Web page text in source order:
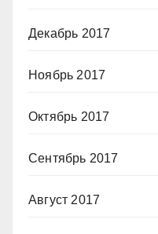
Декабрь 2017
Ноябрь 2017
Октябрь 2017
Сентябрь 2017
Август 2017